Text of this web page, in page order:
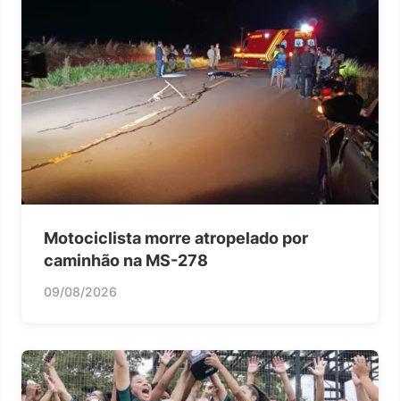
Motociclista morre atropelado por
caminhão na MS-278
09/08/2026